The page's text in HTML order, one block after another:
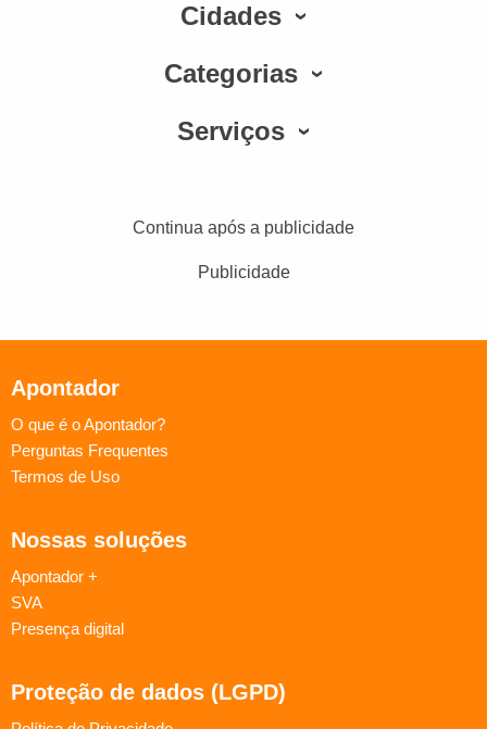
Cidades
Categorias
Serviços
Continua após a publicidade
Publicidade
Apontador
O que é o Apontador?
Perguntas Frequentes
Termos de Uso
Nossas soluções
Apontador +
SVA
Presença digital
Proteção de dados (LGPD)